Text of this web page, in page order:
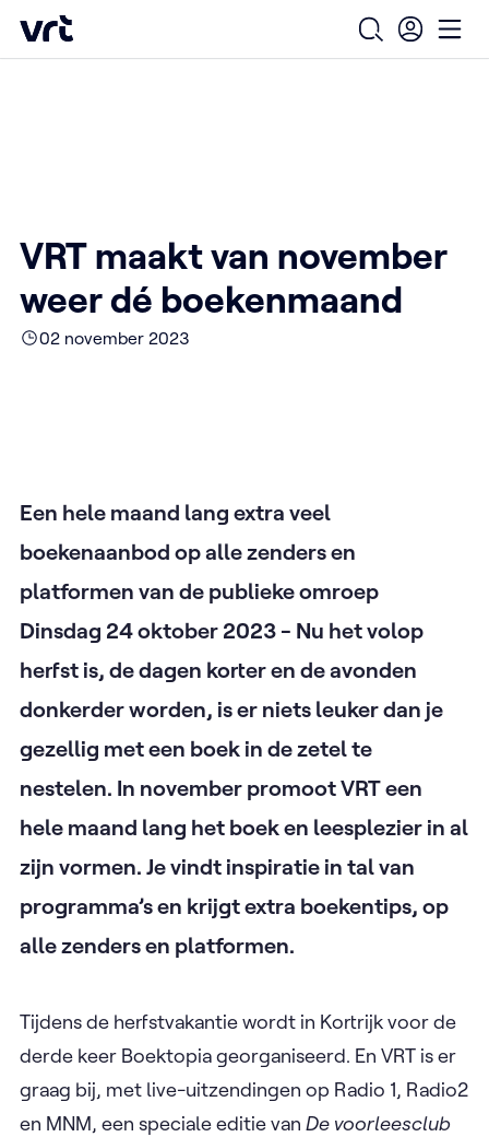
Ga naar de hoofdinhoud
VRT (home)
Open
Home /
VRT maakt van november
weer dé boekenmaand
02 november 2023
Een hele maand lang extra veel
boekenaanbod op alle zenders en
platformen van de publieke omroep
Dinsdag 24 oktober 2023 - Nu het volop
herfst is, de dagen korter en de avonden
donkerder worden, is er niets leuker dan je
gezellig met een boek in de zetel te
nestelen. In november promoot VRT een
hele maand lang het boek en leesplezier in al
zijn vormen. Je vindt inspiratie in tal van
programma’s en krijgt extra boekentips, op
alle zenders en platformen.
Tijdens de herfstvakantie wordt in Kortrijk voor de
derde keer Boektopia georganiseerd. En VRT is er
graag bij, met live-uitzendingen op Radio 1, Radio2
en MNM, een speciale editie van De voorleesclub